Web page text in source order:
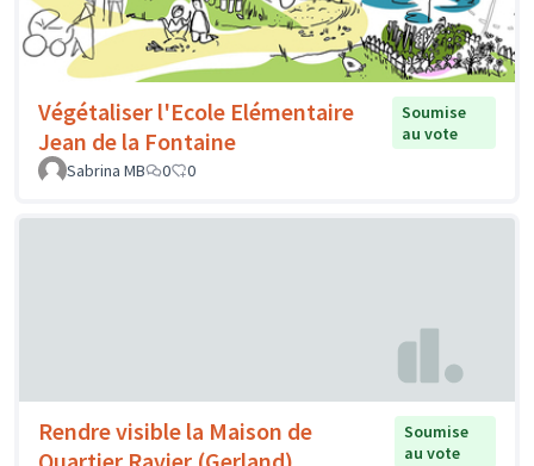
Végétaliser l'Ecole Elémentaire
Jean de la Fontaine
Soumise
au vote
Sabrina MB
0 0
Rendre visible la Maison de
Quartier Ravier (Gerland)
Soumise
au vote